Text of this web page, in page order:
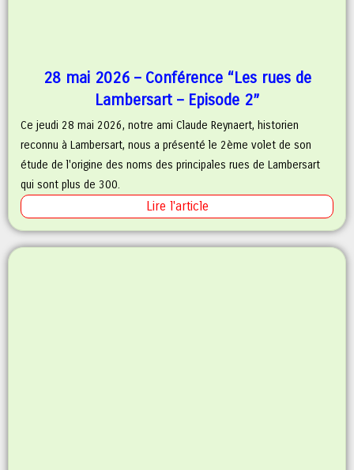
28 mai 2026 – Conférence “Les rues de
Lambersart – Episode 2”
Ce jeudi 28 mai 2026, notre ami Claude Reynaert, historien
reconnu à Lambersart, nous a présenté le 2ème volet de son
étude de l'origine des noms des principales rues de Lambersart
qui sont plus de 300.
Lire l'article